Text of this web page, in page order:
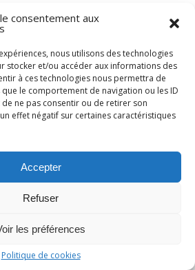
consentement aux
nous utilisons des technologies
stocker et/ou accéder aux informations des
à ces technologies nous permettra de
le comportement de navigation ou les ID
de ne pas consentir ou de retirer son
effet négatif sur certaines caractéristiques
Accepter
Refuser
les préférences
Politique de cookies